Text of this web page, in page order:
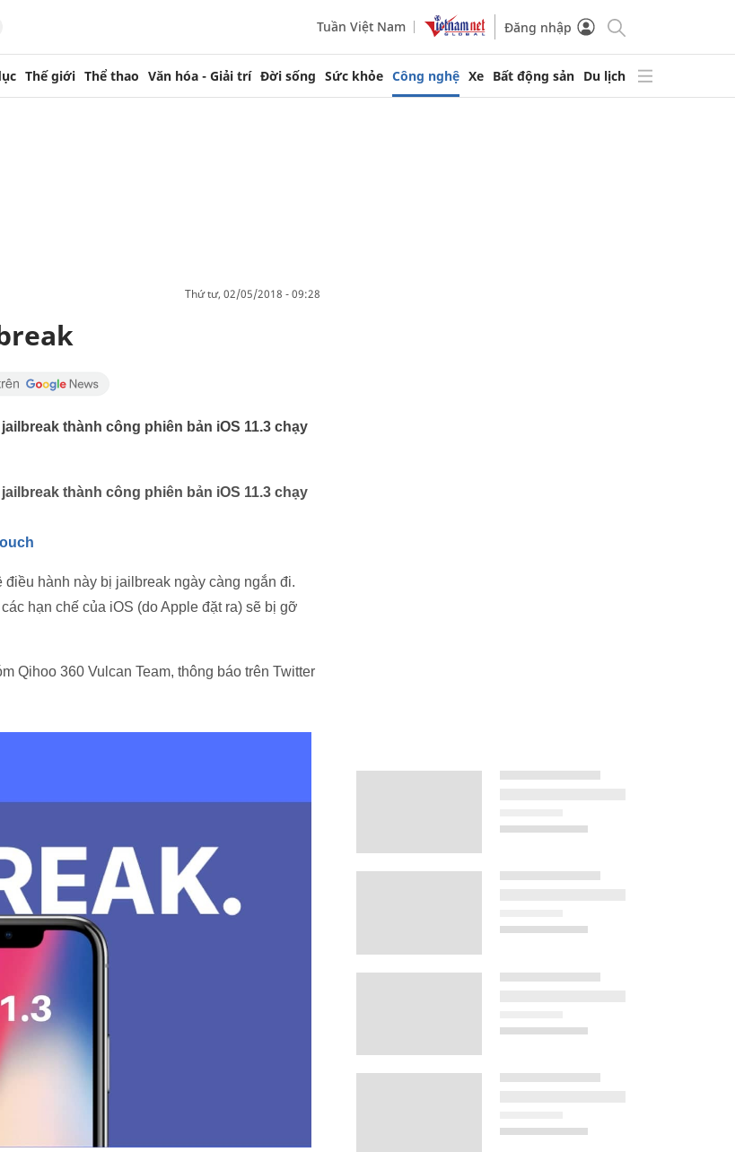
Tuần Việt Nam Đăng nhập
Thế giới Thể thao Văn hóa - Giải trí Đời sống Sức khỏe Công nghệ Xe Bất động sản Du lịch
thứ tư, 02/05/2018 - 09:28
thành công phiên bản iOS 11.3 chạy
thành công phiên bản iOS 11.3 chạy
hành này bị jailbreak ngày càng ngắn đi.
hạn chế của iOS (do Apple đặt ra) sẽ bị gỡ
Qihoo 360 Vulcan Team, thông báo trên Twitter